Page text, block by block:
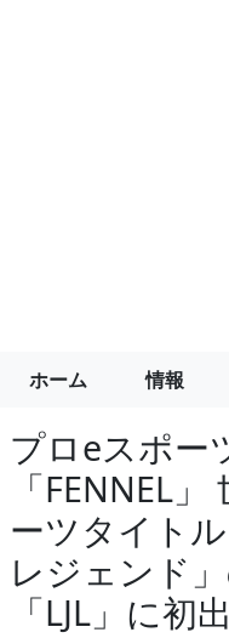
ホーム 情報
プロeスポー
「FENNEL
ーツタイト
レジェンド
「LJL」に初